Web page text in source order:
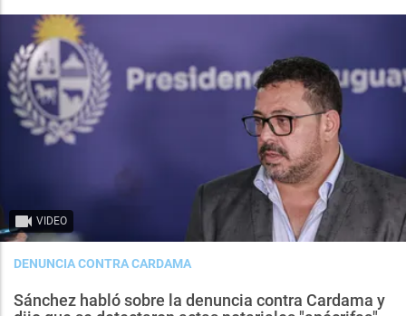
VIDEO
DENUNCIA CONTRA CARDAMA
Sánchez habló sobre la denuncia contra Cardama y